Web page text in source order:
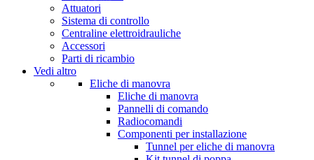
Attuatori
Sistema di controllo
Centraline elettroidrauliche
Accessori
Parti di ricambio
Vedi altro
Eliche di manovra
Eliche di manovra
Pannelli di comando
Radiocomandi
Componenti per installazione
Tunnel per eliche di manovra